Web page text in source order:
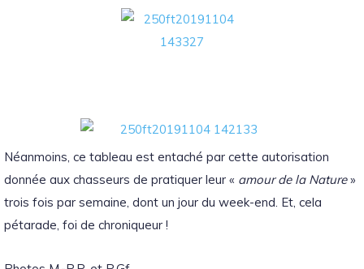
Néanmoins, ce tableau est entaché par cette autorisation
donnée aux chasseurs de pratiquer leur « amour de la Nature»
trois fois par semaine, dont un jour du week-end. Et, cela
pétarade, foi de chroniqueur !